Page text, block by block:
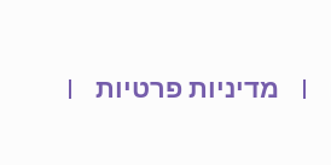
מדיניות פרטיות